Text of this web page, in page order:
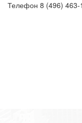
Телефон 8 (496) 463-